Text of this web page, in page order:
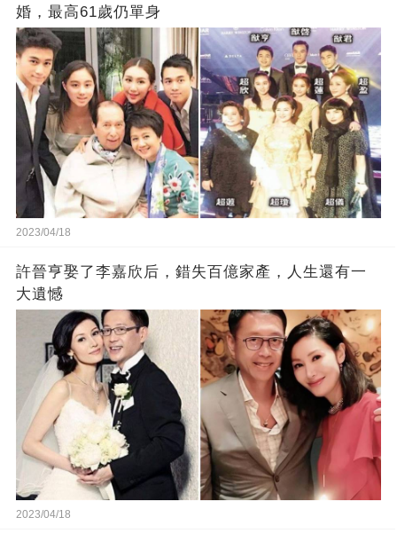
婚，最高61歲仍單身
2023/04/18
許晉亨娶了李嘉欣后，錯失百億家產，人生還有一
大遺憾
2023/04/18